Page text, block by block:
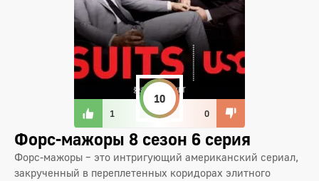
1
10
0
Форс-мажоры 8 сезон 6 серия
Форс-мажоры – это интригующий американский сериал,
закрученный в переплетенных коридорах элитного